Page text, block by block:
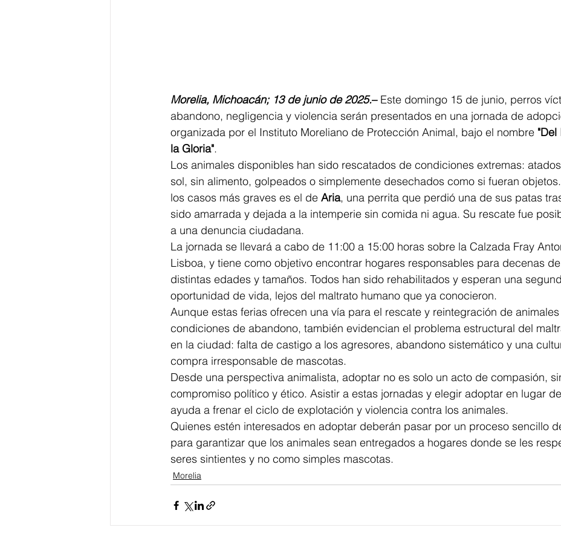
Morelia, Michoacán; 13 de junio de 2025.– Este domingo 15 de junio, perros
abandono, negligencia y violencia serán presentados en una jornada de
organizada por el Instituto Moreliano de Protección Animal, bajo el nombre "Del
la Gloria".
Los animales disponibles han sido rescatados de condiciones extremas:
sol, sin alimento, golpeados o simplemente desechados como si fueran
los casos más graves es el de Aria, una perrita que perdió una de sus patas
sido amarrada y dejada a la intemperie sin comida ni agua. Su rescate fue
a una denuncia ciudadana.
La jornada se llevará a cabo de 11:00 a 15:00 horas sobre la Calzada Fray
Lisboa, y tiene como objetivo encontrar hogares responsables para decenas
distintas edades y tamaños. Todos han sido rehabilitados y esperan una
oportunidad de vida, lejos del maltrato humano que ya conocieron.
Aunque estas ferias ofrecen una vía para el rescate y reintegración de animales
condiciones de abandono, también evidencian el problema estructural del
en la ciudad: falta de castigo a los agresores, abandono sistemático y una
compra irresponsable de mascotas.
Desde una perspectiva animalista, adoptar no es solo un acto de compasión,
compromiso político y ético. Asistir a estas jornadas y elegir adoptar en lugar
ayuda a frenar el ciclo de explotación y violencia contra los animales.
Quienes estén interesados en adoptar deberán pasar por un proceso sencillo
para garantizar que los animales sean entregados a hogares donde se les
seres sintientes y no como simples mascotas.
Morelia